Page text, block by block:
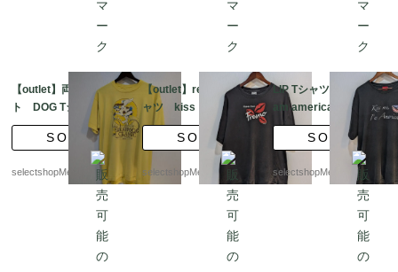
【outlet】両面プリン
ト DOG Tシャツ イ
エロー XLサイズ U
SA 1989 SCREEN ST
SOLD
selectshopMerci.
【outlet】red LIP Tシ
ャツ kiss ブラック
XLサイズ USA プリ
ント MEXICO製 DELT
SOLD
selectshopMerci.
LIP Tシャツ kiss me I
am american cottonブ
ラック XLサイズ U
SA プリント MEXICO
SOLD
selectshopMerci.